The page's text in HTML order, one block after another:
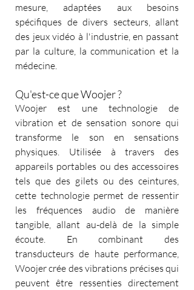
mesure, adaptées aux besoins
spécifiques de divers secteurs, allant
des jeux vidéo à l'industrie, en passant
par la culture, la communication et la
médecine.
Qu'est-ce que Woojer ?
Woojer est une technologie de
vibration et de sensation sonore qui
transforme le son en sensations
physiques. Utilisée à travers des
appareils portables ou des accessoires
tels que des gilets ou des ceintures,
cette technologie permet de ressentir
les fréquences audio de manière
tangible, allant au-delà de la simple
écoute. En combinant des
transducteurs de haute performance,
Woojer crée des vibrations précises qui
peuvent être ressenties directement